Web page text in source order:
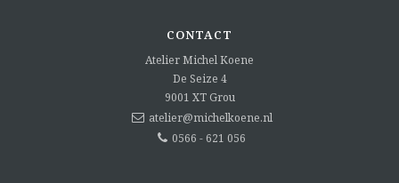
CONTACT
Atelier Michel Koene
De Seize 4
9001 XT Grou
atelier@michelkoene.nl
0566 - 621 056